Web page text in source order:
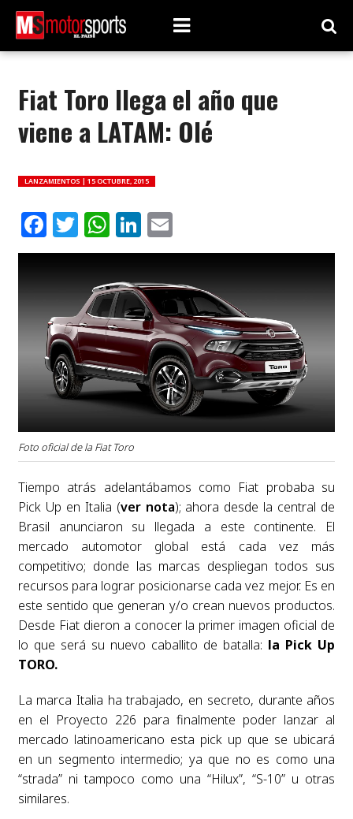
Fiat Toro llega el año que
viene a LATAM: Olé
LANZAMIENTOS | 15 OCTUBRE, 2015
Facebook
Twitter
WhatsApp
LinkedIn
Email
Foto oficial de la Fiat Toro
Tiempo atrás adelantábamos como Fiat probaba su
Pick Up en Italia (ver nota); ahora desde la central de
Brasil anunciaron su llegada a este continente. El
mercado automotor global está cada vez más
competitivo; donde las marcas despliegan todos sus
recursos para lograr posicionarse cada vez mejor. Es en
este sentido que generan y/o crean nuevos productos.
Desde Fiat dieron a conocer la primer imagen oficial de
lo que será su nuevo caballito de batalla: la Pick Up
TORO.
La marca Italia ha trabajado, en secreto, durante años
en el Proyecto 226 para finalmente poder lanzar al
mercado latinoamericano esta pick up que se ubicará
en un segmento intermedio; ya que no es como una
“strada” ni tampoco como una “Hilux”, “S-10” u otras
similares.